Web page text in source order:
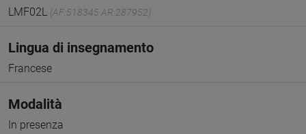
LMF02L (AF:518345 AR:287952)
Lingua di insegnamento
Francese
Modalità
In presenza